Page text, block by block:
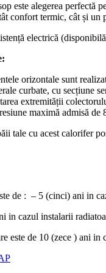
este alegerea perfectă
confort termic, cât și un
electrică
orizontale sunt
curbate, cu secțiune
extremității
maximă admisă de
tale cu acest calorifer
de : – 5 (cinci) ani in
in cazul instalarii
este de 10 (zece ) ani